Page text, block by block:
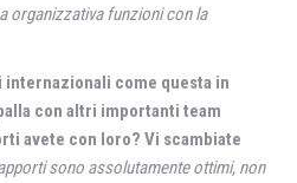
organizzativa funzioni con la
come questa in
con altri importanti team
avete con loro? Vi scambiate
sono assolutamente ottimi, non